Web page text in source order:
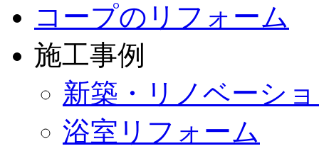
コープのリフォーム
施工事例
新築・リノベーシ
浴室リフォーム